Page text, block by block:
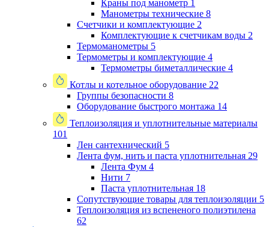
Краны под манометр 1
Манометры технические 8
Счетчики и комплектующие 2
Комплектующие к счетчикам воды 2
Термоманометры 5
Термометры и комплектующие 4
Термометры биметаллические 4
Котлы и котельное оборудование 22
Группы безопасности 8
Оборудование быстрого монтажа 14
Теплоизоляция и уплотнительные материалы
101
Лен сантехнический 5
Лента фум, нить и паста уплотнительная 29
Лента Фум 4
Нити 7
Паста уплотнительная 18
Сопутствующие товары для теплоизоляции 5
Теплоизоляция из вспененого полиэтилена
62